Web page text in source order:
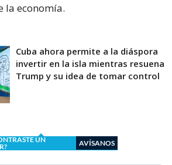
la economía.
Cuba ahora permite a la diáspora
invertir en la isla mientras resuena
Trump y su idea de tomar control
UN
AVÍSANOS